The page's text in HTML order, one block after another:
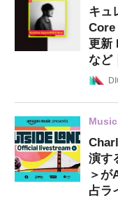
キュ
Core
更新
など
演す
＞
占ラ